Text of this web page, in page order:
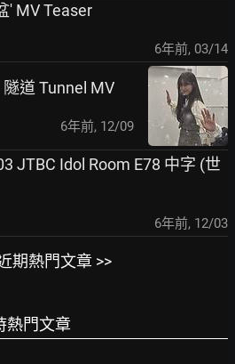
' MV Teaser
6年前, 03/14
道 Tunnel MV
6年前, 12/09
JTBC Idol Room E78 中字 (世
6年前, 12/03
期熱門文章 >>
熱門文章